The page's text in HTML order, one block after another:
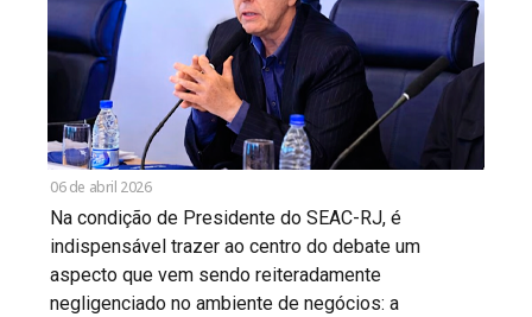
06 de abril 2026
Na condição de Presidente do SEAC-RJ, é
indispensável trazer ao centro do debate um
aspecto que vem sendo reiteradamente
negligenciado no ambiente de negócios: a